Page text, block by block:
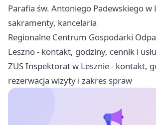
Parafia św. Antoniego Padewskiego w
sakramenty, kancelaria
Regionalne Centrum Gospodarki
Leszno - kontakt, godziny, cennik i
ZUS Inspektorat w Lesznie - kontakt,
rezerwacja wizyty i zakres spraw